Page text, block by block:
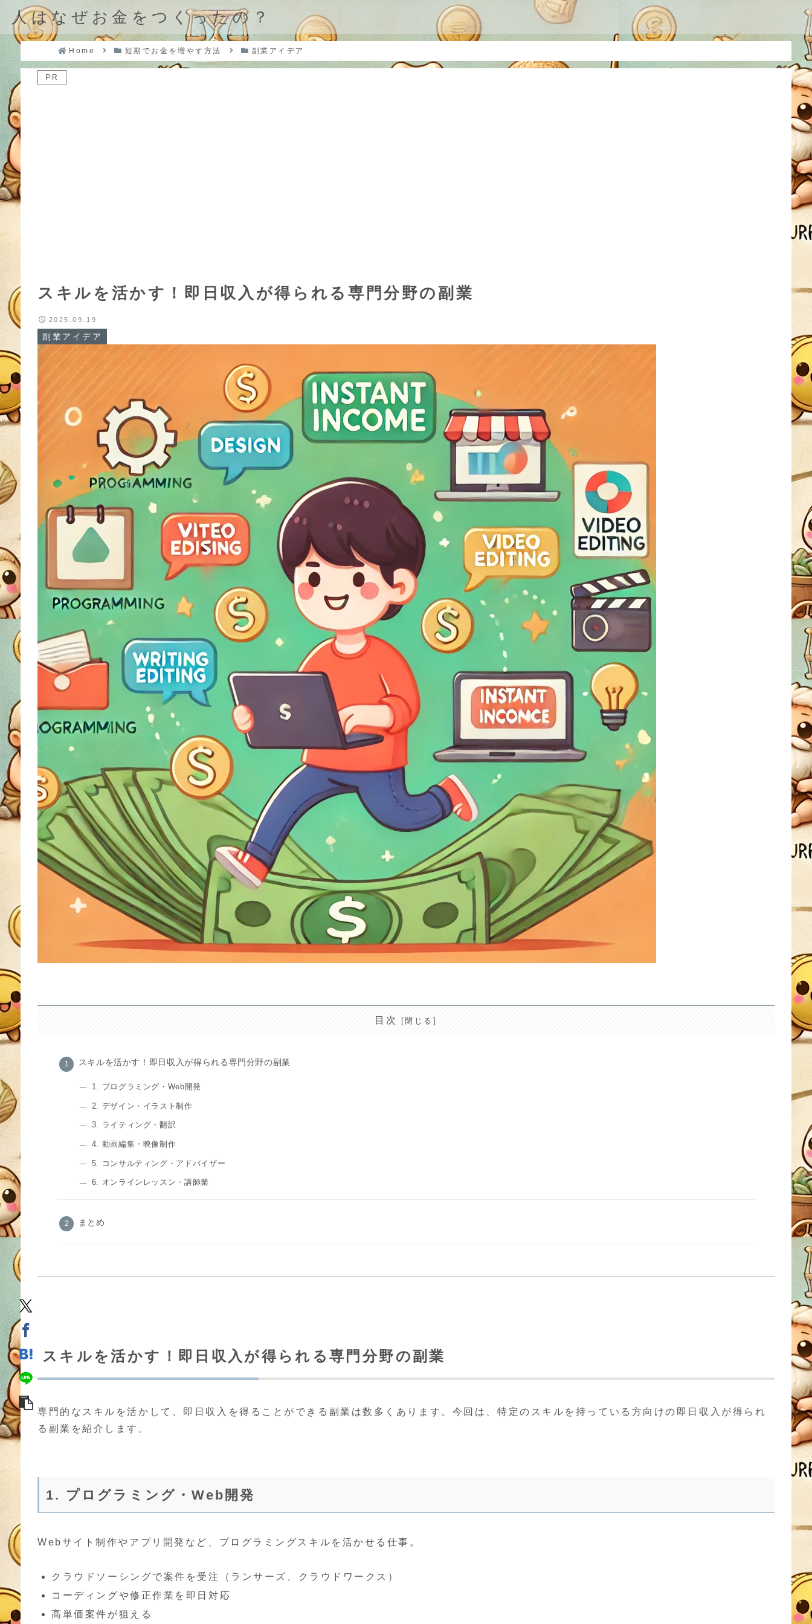
人はなぜお金をつくったの？
Home 短期でお金を増やす方法 副業アイデア
PR
スキルを活かす！即日収入が得られる専門分野の副業
副業アイデア
2025.09.19
目次
スキルを活かす！即日収入が得られる専門分野の副業
1. プログラミング・Web開発
2. デザイン・イラスト制作
3. ライティング・翻訳
4. 動画編集・映像制作
5. コンサルティング・アドバイザー
6. オンラインレッスン・講師業
まとめ
スキルを活かす！即日収入が得られる専門分野の副業
専門的なスキルを活かして、即日収入を得ることができる副業は数多くあります。今回は、特定のスキルを持っている方向けの即日収入が得られ
る副業を紹介します。
1. プログラミング・Web開発
Webサイト制作やアプリ開発など、プログラミングスキルを活かせる仕事。
クラウドソーシングで案件を受注（ランサーズ、クラウドワークス）
コーディングや修正作業を即日対応
高単価案件が狙える